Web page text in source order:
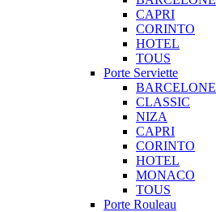
CAPRI
CORINTO
HOTEL
TOUS
Porte Serviette
BARCELONE
CLASSIC
NIZA
CAPRI
CORINTO
HOTEL
MONACO
TOUS
Porte Rouleau